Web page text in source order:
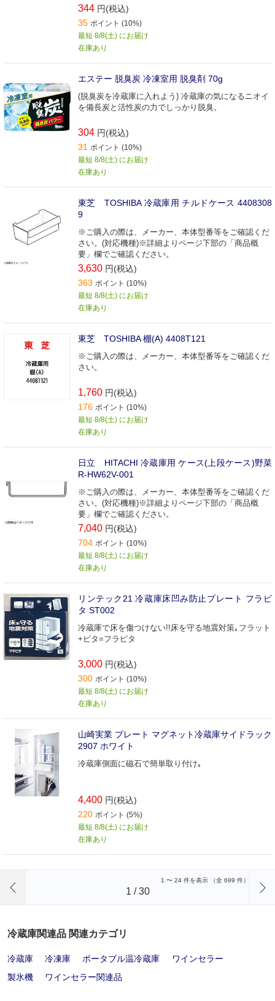
344 円(税込)
35 ポイント (10%)
最短 8/8(土) にお届け
在庫あり
エステー 脱臭炭 冷凍室用 脱臭剤 70g
(脱臭炭を冷蔵庫に入れよう) 冷蔵庫の気になるニオイ
を備長炭と活性炭の力でしっかり脱臭。
304 円(税込)
31 ポイント (10%)
最短 8/8(土) にお届け
在庫あり
東芝 TOSHIBA 冷蔵庫用 チルドケース 4408308
9
※ご購入の際は、メーカー、本体型番等をご確認くだ
さい。(対応機種)※詳細よりページ下部の「商品概
要」欄でご確認ください。
3,630 円(税込)
363 ポイント (10%)
最短 8/8(土) にお届け
在庫あり
東芝 TOSHIBA 棚(A) 4408T121
※ご購入の際は、メーカー、本体型番等をご確認くだ
さい。
1,760 円(税込)
176 ポイント (10%)
最短 8/8(土) にお届け
在庫あり
日立 HITACHI 冷蔵庫用 ケース(上段ケース)野菜
R-HW62V-001
※ご購入の際は、メーカー、本体型番等をご確認くだ
さい。(対応機種)※詳細よりページ下部の「商品概
要」欄でご確認ください。
7,040 円(税込)
704 ポイント (10%)
最短 8/8(土) にお届け
在庫あり
リンテック21 冷蔵庫床凹み防止プレート フラピ
タ ST002
冷蔵庫で床を傷つけない!!床を守る地震対策｡フラット
+ピタ=フラピタ
3,000 円(税込)
300 ポイント (10%)
最短 8/8(土) にお届け
在庫あり
山崎実業 プレート マグネット冷蔵庫サイドラック
2907 ホワイト
冷蔵庫側面に磁石で簡単取り付け｡
4,400 円(税込)
220 ポイント (5%)
最短 8/8(土) にお届け
在庫あり
1 〜 24 件を表示 （全 699 件）
1 /30
冷蔵庫関連品 関連カテゴリ
冷蔵庫 冷凍庫 ポータブル温冷蔵庫
ワインセラー
製氷機
ワインセラー関連品